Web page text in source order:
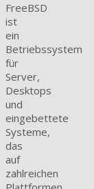
FreeBSD
ist
ein
Betriebssystem
für
Server,
Desktops
und
eingebettete
Systeme,
das
auf
zahlreichen